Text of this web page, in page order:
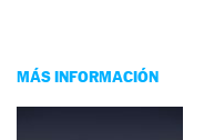
MÁS INFORMACIÓN